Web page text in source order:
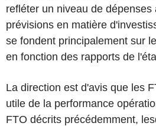
refléter un niveau de dépenses
prévisions en matière
se fondent principalement sur
en fonction des rapports de
La direction est d'avis que les
utile de la performance
FTO décrits précédemment,